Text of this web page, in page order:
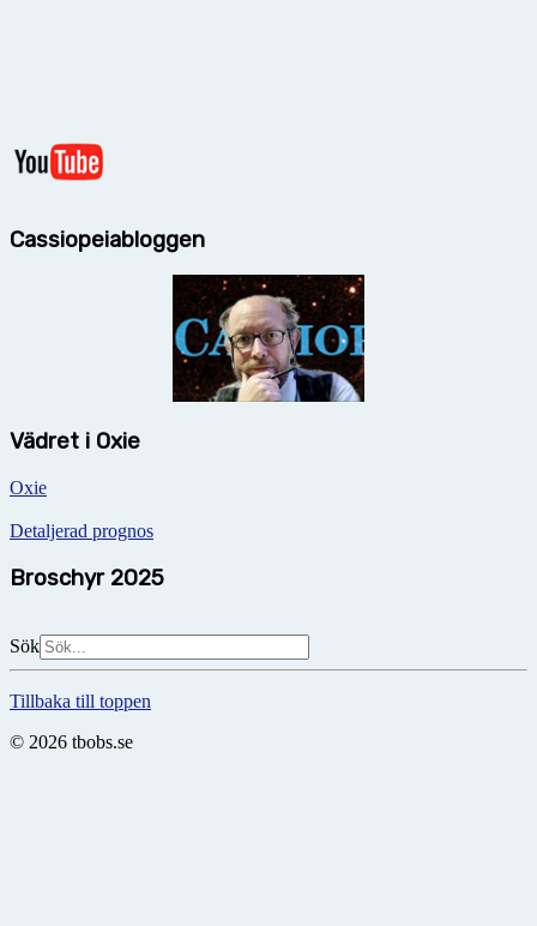
Cassiopeiabloggen
Vädret i Oxie
Oxie
Detaljerad prognos
Broschyr 2025
Sök
Tillbaka till toppen
© 2026 tbobs.se